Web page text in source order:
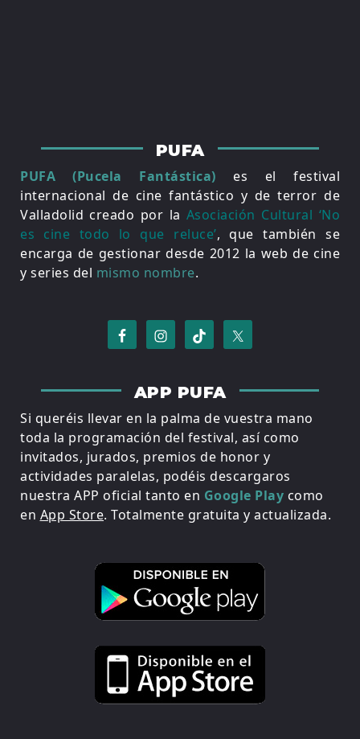
PUFA
PUFA (Pucela Fantástica) es el festival
internacional de cine fantástico y de terror de
Valladolid creado por la Asociación Cultural ‘No
es cine todo lo que reluce’, que también se
encarga de gestionar desde 2012 la web de cine
y series del mismo nombre.
APP PUFA
Si queréis llevar en la palma de vuestra mano
toda la programación del festival, así como
invitados, jurados, premios de honor y
actividades paralelas, podéis descargaros
nuestra APP oficial tanto en Google Play como
en App Store. Totalmente gratuita y actualizada.